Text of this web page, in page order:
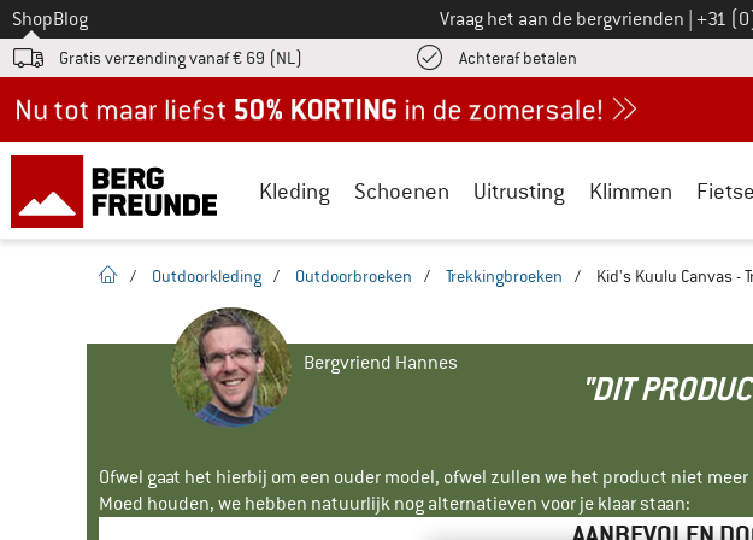
Naar
ShopBlog Vraag het aan de bergvrienden Bel
+31
Gratis verzending vanaf € 69 (NL) Achteraf betalen vind de
Kleding Schoenen Uitrusting Klimmen
Startpagina
/ Outdoorkleding / Outdoorbroeken / Trekkingbroeken / Kid's Kuulu Canvas -
Bergvriend Hannes
"DIT
Ofwel gaat het hierbij om een ouder model, ofwel zullen we het product niet
Moed houden, we hebben natuurlijk nog alternatieven voor je klaar staan: